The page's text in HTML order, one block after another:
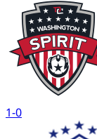
1-0